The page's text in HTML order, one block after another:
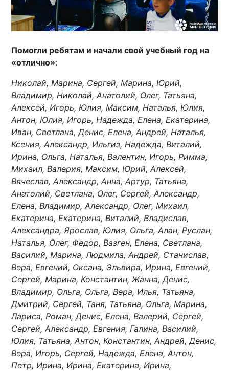
Помогли ребятам и начали свой учебный год на
«отлично»:
Николай, Марина, Сергей, Марина, Юрий,
Владимир, Николай, Анатолий, Олег, Татьяна,
Алексей, Игорь, Юлия, Максим, Наталья, Юлия,
Антон, Юлия, Игорь, Надежда, Елена, Екатерина,
Иван, Светлана, Денис, Елена, Андрей, Наталья,
Ксения, Александр, Ильгиз, Надежда, Виталий,
Ирина, Ольга, Наталья, Валентин, Игорь, Римма,
Михаил, Валерия, Максим, Юрий, Алексей,
Вячеслав, Александр, Анна, Артур, Татьяна,
Анатолий, Светлана, Олег, Сергей, Александр,
Елена, Владимир, Александр, Олег, Михаил,
Екатерина, Екатерина, Виталий, Владислав,
Александра, Ярослав, Юлия, Ольга, Алан, Руслан,
Наталья, Олег, Федор, Вазген, Елена, Светлана,
Василий, Марина, Людмила, Андрей, Станислав,
Вера, Евгений, Оксана, Эльвира, Ирина, Евгений,
Сергей, Марина, Константин, Жанна, Денис,
Владимир, Ольга, Ольга, Вера, Илья, Татьяна,
Дмитрий, Сергей, Таня, Татьяна, Ольга, Марина,
Лариса, Роман, Денис, Елена, Валерий, Сергей,
Сергей, Александр, Евгения, Галина, Василий,
Юлия, Татьяна, Антон, Константин, Андрей, Денис,
Вера, Игорь, Сергей, Надежда, Елена, Антон,
Петр, Ирина, Ирина, Екатерина, Ирина,